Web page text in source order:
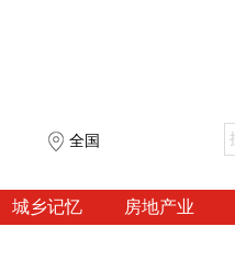
全国
城乡记忆 房地产业